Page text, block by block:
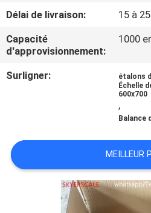
VISITE
DE
L'USINE
QUALITÉ
NOUVELLES
Délai de livraison:
15 à
Capacité
d'approvisionnement:
1000
Surligner: étalons
Échelle
600x700
,
Balance
MEILLEUR